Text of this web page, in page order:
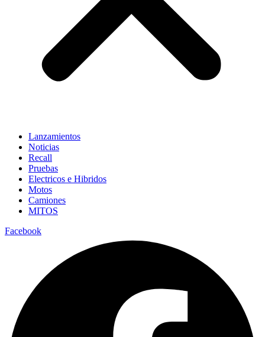
Lanzamientos
Noticias
Recall
Pruebas
Electricos e Hibridos
Motos
Camiones
MITOS
Facebook